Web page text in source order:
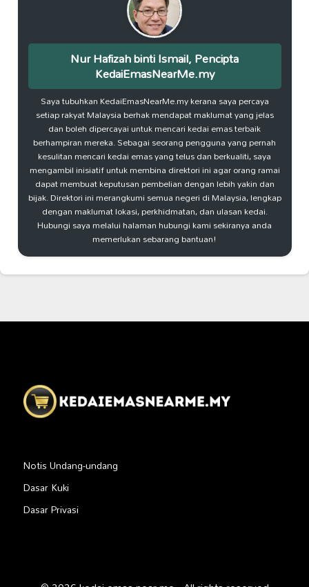
Nur Hafizah binti Ismail, Pencipta
KedaiEmasNearMe.my
Saya tubuhkan KedaiEmasNearMe.my kerana saya percaya
setiap rakyat Malaysia berhak mendapat maklumat yang jelas
dan boleh dipercayai untuk mencari kedai emas terbaik
berhampiran mereka. Sebagai seorang pengguna yang pernah
kesulitan mencari kedai emas yang telus dan berkualiti, saya
mengambil inisiatif untuk membina direktori ini agar orang ramai
dapat membuat keputusan pembelian dengan lebih yakin dan
bijak. Direktori ini merangkumi semua negeri di Malaysia, lengkap
dengan maklumat lokasi, perkhidmatan, dan ulasan kedai.
Hubungi saya melalui halaman hubungi kami sekiranya anda
memerlukan sebarang bantuan!
Notis Undang-undang
Dasar Kuki
Dasar Privasi